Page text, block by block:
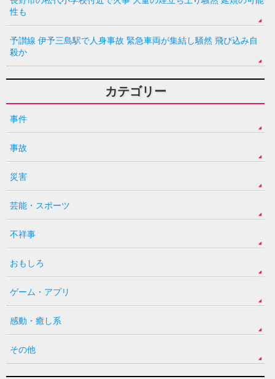
性も
予讃線 伊予三島駅で人身事故 緊急車両が集結し騒然 飛び込み自
殺か
カテゴリー
事件
事故
災害
芸能・スポーツ
不祥事
おもしろ
ゲーム・アプリ
感動・癒し系
その他